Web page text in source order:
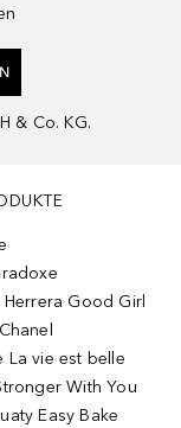
& Co. KG.
Good Girl
La vie est belle
With You
Easy Bake